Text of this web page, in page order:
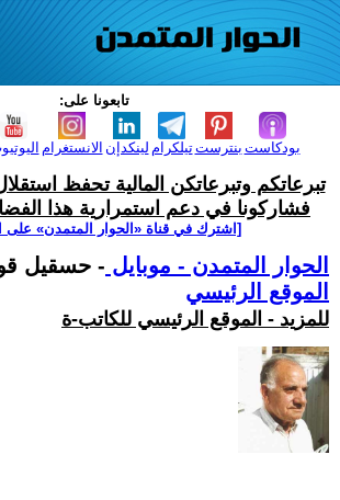
تابعونا على:
الانستغرام لينكدإن تيلكرامبنترست بودكاست
تبرعاتكم وتبرعاتكن المالية تحفظ
فشاركونا في دعم استمرارية هذا
[اشترك في قناة ‫«الحوار المتمدن» على
الحوار المتمدن - موبايل - حسقيل
الموقع الرئيسي
للمزيد - الموقع الرئيسي للكاتب-ة